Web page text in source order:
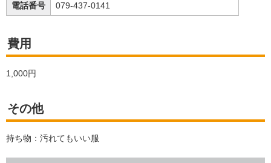
電話番号 079-437-0141
費用
1,000円
その他
持ち物：汚れてもいい服